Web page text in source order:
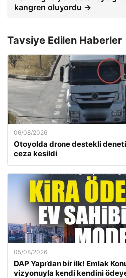
kangren oluyordu →
Tavsiye Edilen Haberler
06/08/2026
Otoyolda drone destekli
ceza kesildi
05/08/2026
DAP Yapı’dan bir ilk! Emlak
vizyonuyla kendi kendini